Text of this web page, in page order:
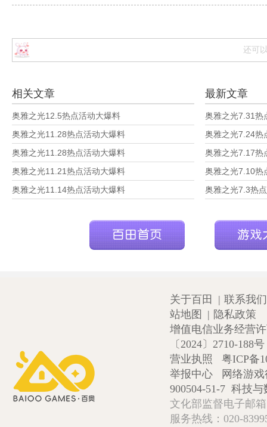
还可
相关文章
奥雅之光12.5热点活动大爆料
奥雅之光11.28热点活动大爆料
奥雅之光11.28热点活动大爆料
奥雅之光11.21热点活动大爆料
奥雅之光11.14热点活动大爆料
最新文章
奥雅之光7.31热
奥雅之光7.24热
奥雅之光7.17热
奥雅之光7.10热
奥雅之光7.3热
关于百田 | 联系我们
站地图
| 隐私政策
增值电信业务经营
〔2024〕2710-188号
营业执照
粤ICP备
举报中心
网络游
900504-51-7 科技与
文化部监督电子邮
服务热线：020-